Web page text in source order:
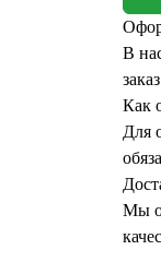
В
Как
Для
Мы